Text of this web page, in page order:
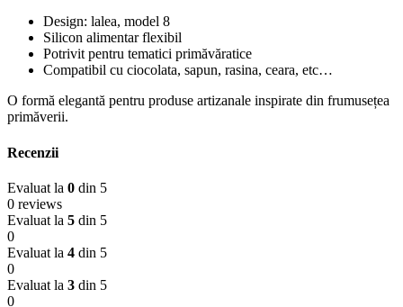
Design: lalea, model 8
Silicon alimentar flexibil
Potrivit pentru tematici primăvăratice
Compatibil cu ciocolata, sapun, rasina, ceara, etc…
O formă elegantă pentru produse artizanale inspirate din frumusețea
primăverii.
Recenzii
Evaluat la 0 din 5
0 reviews
Evaluat la 5 din 5
0
Evaluat la 4 din 5
0
Evaluat la 3 din 5
0